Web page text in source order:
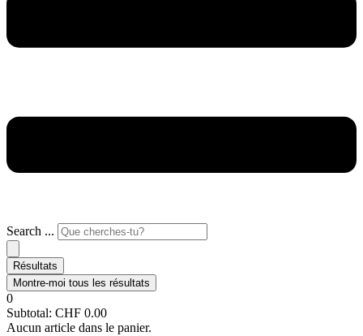
Search ...
Résultats
Montre-moi tous les résultats
0
Subtotal: CHF 0.00
Aucun article dans le panier.